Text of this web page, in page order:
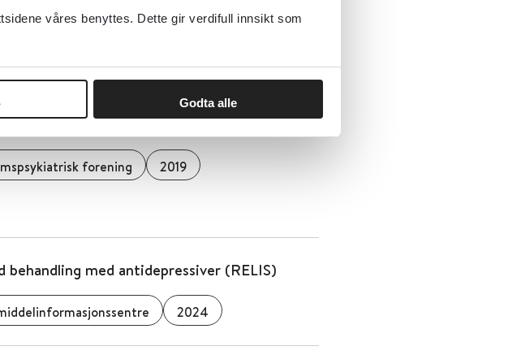
våres benyttes. Dette gir verdifull innsikt som
Godta alle
2019
for barne- og ungdomspsykiatri
forening 2019
behandling med antidepressiver (RELIS)
2024